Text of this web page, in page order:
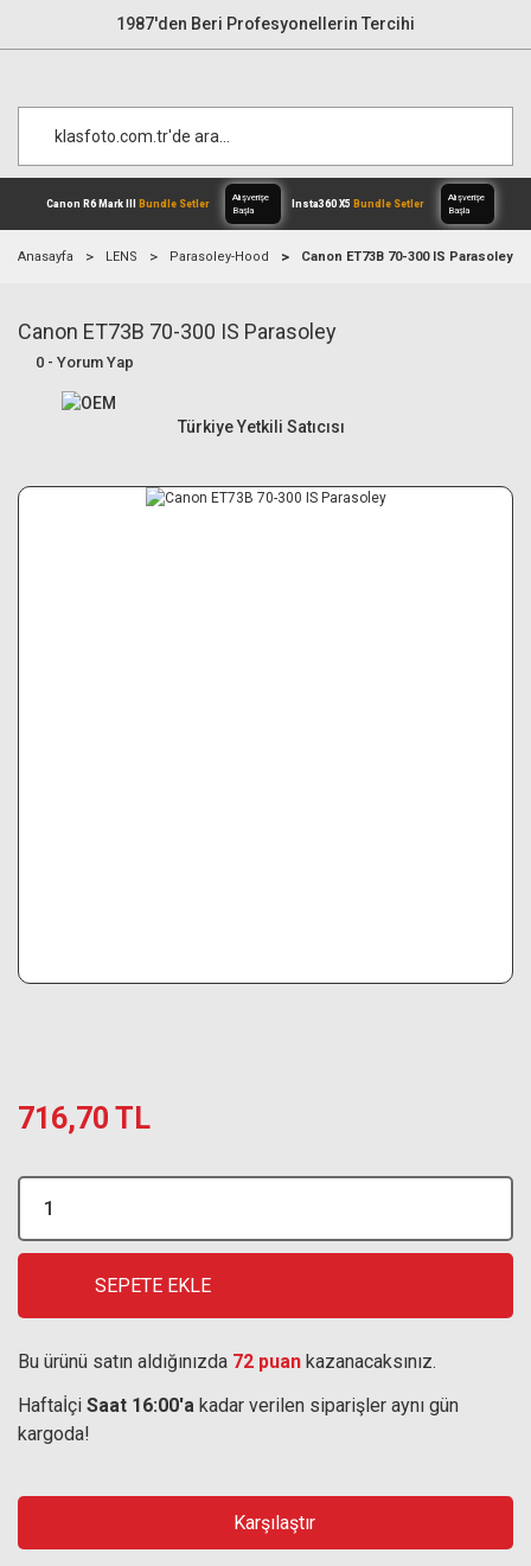
1987'den Beri Profesyonellerin Tercihi
Canon R6 Mark IIIBundle Setler
Anasayfa LENS Parasoley-Hood Canon ET73B 70-300 IS Parasoley
Canon ET73B 70-300 IS Parasoley
0 - Yorum Yap
Türkiye Yetkili Satıcısı
716,70 TL
SEPETE EKLE
Bu ürünü satın aldığınızda 72 puan kazanacaksınız.
Haftaİçi Saat 16:00'a kadar verilen siparişler aynı gün
kargoda!
Karşılaştır